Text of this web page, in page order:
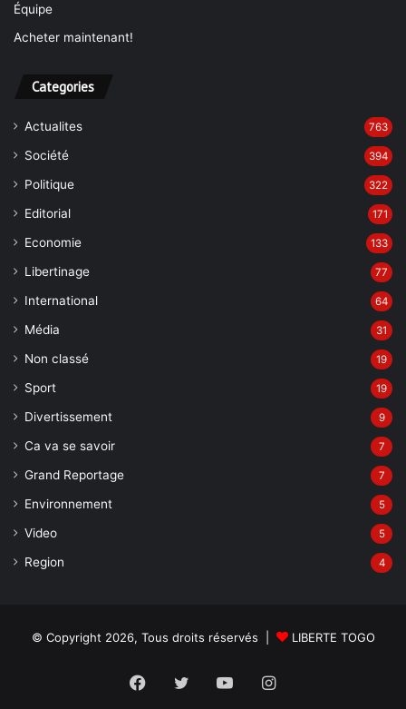
Équipe
Acheter maintenant!
Categories
Actualites 763
Société 394
Politique 322
Editorial 171
Economie 133
Libertinage 77
International 64
Média 31
Non classé 19
Sport 19
Divertissement 9
Ca va se savoir 7
Grand Reportage 7
Environnement 5
Video 5
Region 4
© Copyright 2026, Tous droits réservés | LIBERTE TOGO
Facebook
Twitter YouTubeInstagram